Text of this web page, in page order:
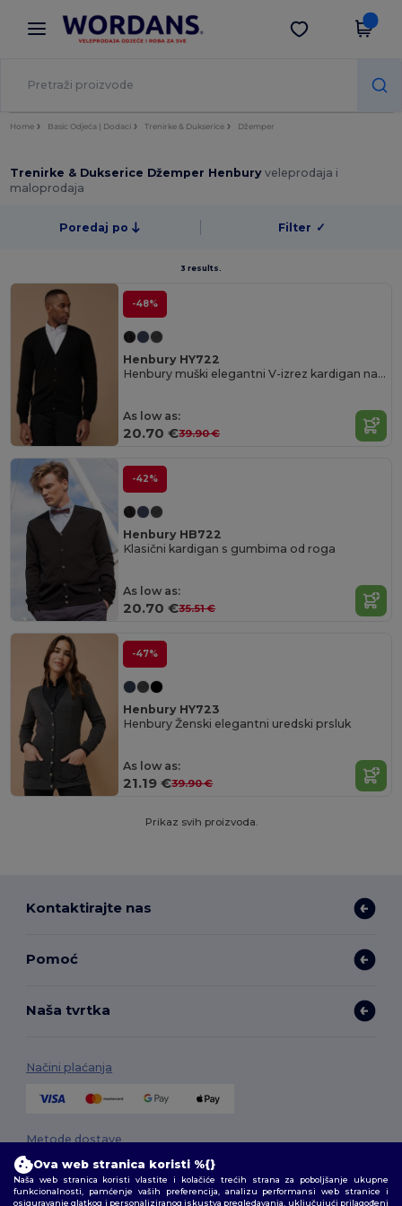
× Aplikacija Wordans
Bolje cijene u aplikaciji!
Preuzmi app
Home Basic Odjeća | Dodaci Trenirke & Dukserice Džemper
Trenirke & Dukserice Džemper Henburyveleprodaja i
maloprodaja
Poredaj po Filter ✓
3 results.
-48%
Henbury HY722
Henbury muški elegantni V-izrez kardigan na kopčanje
As low as:
20.70 €39.90 €
-42%
Henbury HB722
Klasični kardigan s gumbima od roga
As low as:
20.70 €35.51 €
-47%
Henbury HY723
Henbury Ženski elegantni uredski prsluk
As low as:
21.19 €39.90 €
Prikaz svih proizvoda.
Kontaktirajte nas
Pomoć
Naša tvrtka
Načini plaćanja
Metode dostave
Ova web stranica koristi %{}
Naša web stranica koristi vlastite i kolačiće trećih strana za poboljšanje ukupne
funkcionalnosti, pamćenje vaših preferencija, analizu performansi web stranice i
osiguravanje glatkog i personaliziranog iskustva pregledavanja, uključujući prilagođeni